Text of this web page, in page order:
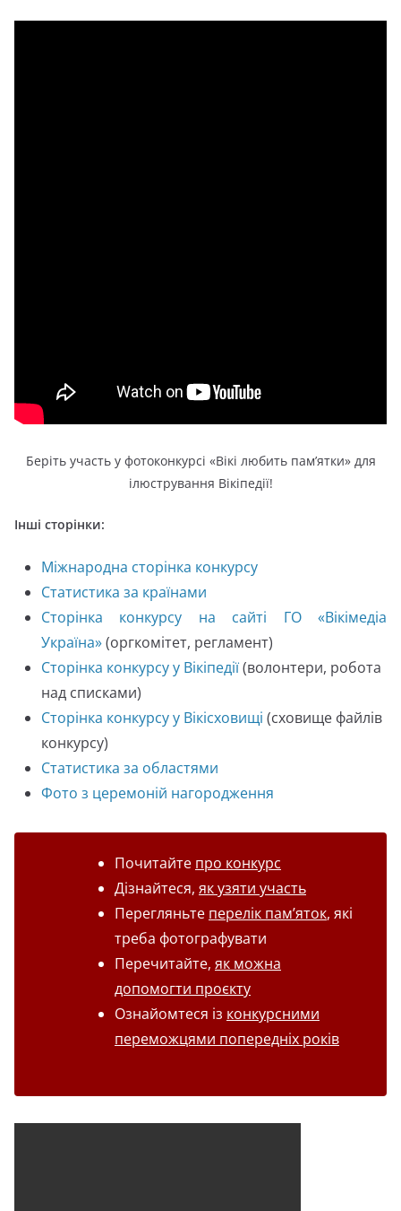
Беріть участь у фотоконкурсі «Вікі любить пам’ятки» для
ілюстрування Вікіпедії!
Інші сторінки:
Міжнародна сторінка конкурсу
Статистика за країнами
Сторінка конкурсу на сайті ГО «Вікімедіа
Україна»(оргкомітет, регламент)
Сторінка конкурсу у Вікіпедії(волонтери, робота
над списками)
Сторінка конкурсу у Вікісховищі (сховище файлів
конкурсу)
Статистика за областями
Фото з церемоній нагородження
Почитайте про конкурс
Дізнайтеся, як узяти участь
Перегляньте перелік пам’яток, які
треба фотографувати
Перечитайте, як можна
допомогти проєкту
Ознайомтеся із конкурсними
переможцями попередніх років